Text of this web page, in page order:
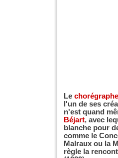
Le
l'un de ses
n'est quand
Béjart, avec
blanche pour
comme le
Malraux ou la
règle la